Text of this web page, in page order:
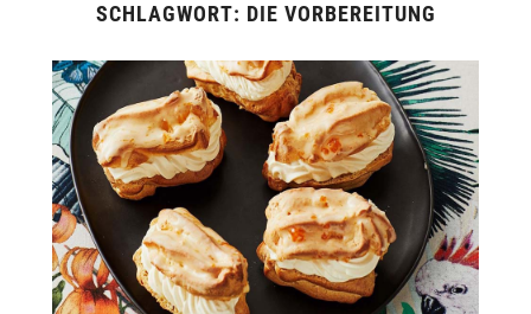
SCHLAGWORT: DIE VORBEREITUNG